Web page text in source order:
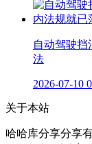
自动驾驶挡
法
2026-07-10 0
关于本站
哈哈库分享分享